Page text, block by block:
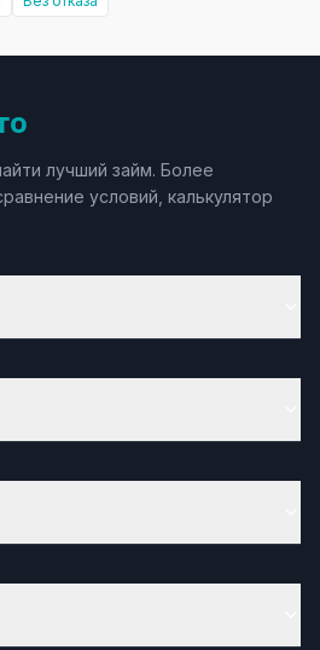
лучший займ. Более
условий, калькулятор